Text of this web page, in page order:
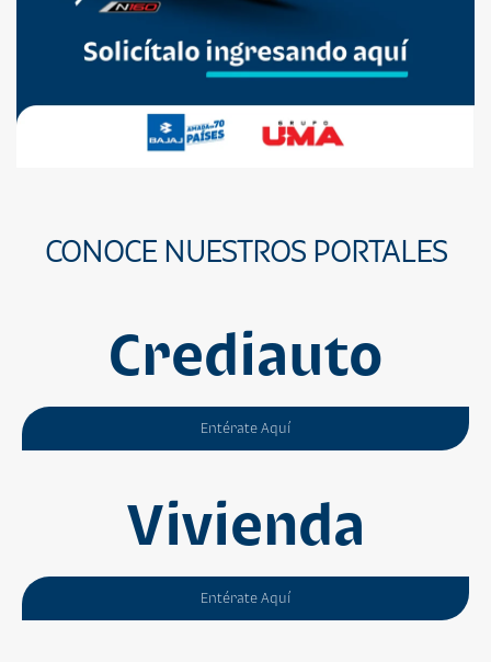
CONOCE NUESTROS PORTALES
Crediauto
Entérate Aquí
Vivienda
Entérate Aquí